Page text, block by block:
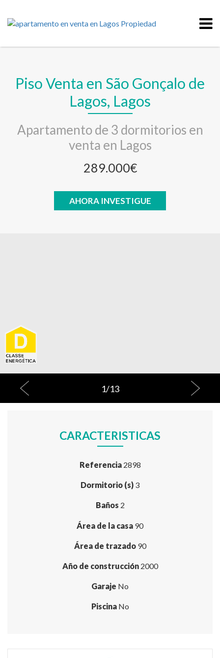
Piso Venta en São Gonçalo de
Lagos, Lagos
Apartamento de 3 dormitorios en
venta en Lagos
289.000€
AHORA INVESTIGUE
1/13
CARACTERISTICAS
Referencia2898
Dormitorio (s) 3
Baños 2
Área de la casa 90
Área de trazado90
Año de construcción2000
Garaje No
PiscinaNo